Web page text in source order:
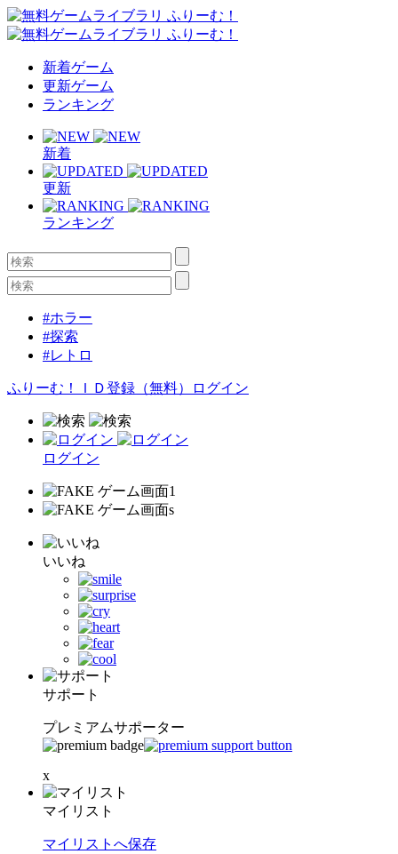
新着ゲーム
更新ゲーム
ランキング
新着
更新
ランキング
#ホラー
#探索
#レトロ
ふりーむ！ＩＤ登録（無料） ログイン
ログイン
いいね
サポート
プレミアムサポーター
x
マイリスト
マイリストへ保存